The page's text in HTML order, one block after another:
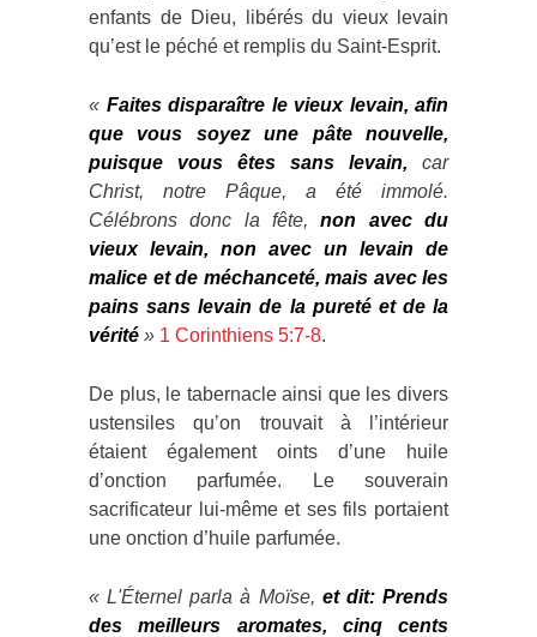
enfants de Dieu, libérés du vieux levain
qu’est le péché et remplis du Saint-Esprit.
« Faites disparaître le vieux levain, afin
que vous soyez une pâte nouvelle,
puisque vous êtes sans levain, car
Christ, notre Pâque, a été immolé.
Célébrons donc la fête,non avec du
vieux levain, non avec un levain de
malice et de méchanceté, mais avec les
pains sans levain de la pureté et de la
vérité » 1 Corinthiens 5:7-8.
De plus, le tabernacle ainsi que les divers
ustensiles qu’on trouvait à l’intérieur
étaient également oints d’une huile
d’onction parfumée. Le souverain
sacrificateur lui-même et ses fils portaient
une onction d’huile parfumée.
«L'Éternel parla à Moïse, et dit: Prends
des meilleurs aromates, cinq cents